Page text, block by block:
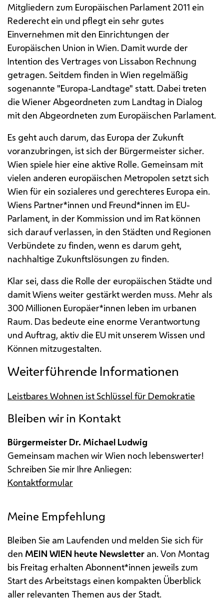
Mitgliedern zum Europäischen Parlament 2011 ein
Rederecht ein und pflegt ein sehr gutes
Einvernehmen mit den Einrichtungen der
Europäischen Union in Wien. Damit wurde der
Intention des Vertrages von Lissabon Rechnung
getragen. Seitdem finden in Wien regelmäßig
sogenannte "Europa-Landtage" statt. Dabei treten
die Wiener Abgeordneten zum Landtag in Dialog
mit den Abgeordneten zum Europäischen Parlament.
Es geht auch darum, das Europa der Zukunft
voranzubringen, ist sich der Bürgermeister sicher.
Wien spiele hier eine aktive Rolle. Gemeinsam mit
vielen anderen europäischen Metropolen setzt sich
Wien für ein sozialeres und gerechteres Europa ein.
Wiens Partner*innen und Freund*innen im EU-
Parlament, in der Kommission und im Rat können
sich darauf verlassen, in den Städten und Regionen
Verbündete zu finden, wenn es darum geht,
nachhaltige Zukunftslösungen zu finden.
Klar sei, dass die Rolle der europäischen Städte und
damit Wiens weiter gestärkt werden muss. Mehr als
300 Millionen Europäer*innen leben im urbanen
Raum. Das bedeute eine enorme Verantwortung
und Auftrag, aktiv die EU mit unserem Wissen und
Können mitzugestalten.
Weiterführende Informationen
Leistbares Wohnen ist Schlüssel für Demokratie
Bleiben wir in Kontakt
Bürgermeister Dr. Michael Ludwig
Gemeinsam machen wir Wien noch lebenswerter!
Schreiben Sie mir Ihre Anliegen:
Kontaktformular
Meine Empfehlung
Bleiben Sie am Laufenden und melden Sie sich für
den MEIN WIEN heute Newsletter an. Von Montag
bis Freitag erhalten Abonnent*innen jeweils zum
Start des Arbeitstags einen kompakten Überblick
aller relevanten Themen aus der Stadt.